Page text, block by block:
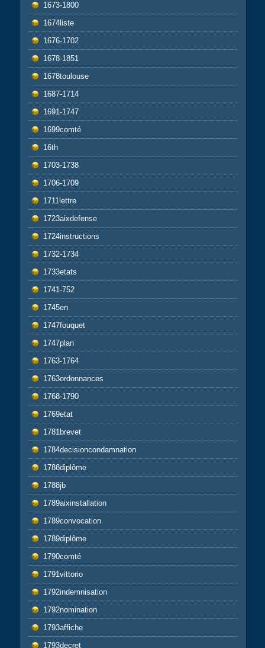
1673-1800
1674liste
1676-1702
1678-1851
1678toulouse
1687-1714
1691-1747
1699comté
16th
1703-1738
1706-1709
1711lettre
1723aixdefense
1724instructions
1732-1734
1733etats
1741-752
1745en
1747fouquet
1747plan
1763-1764
1763ordonnances
1768-1790
1769etat
1781brevet
1784decisioncondamnation
1788diplôme
1788jb
1789aixinstallation
1789convocation
1789diplôme
1790comté
1791vittorio
1792indemnisation
1792nomination
1793affiche
1793decret